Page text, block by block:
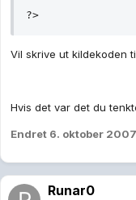
Vil skrive ut kildekoden
Hvis det var det du
Endret 6. oktober 2007
Runar0